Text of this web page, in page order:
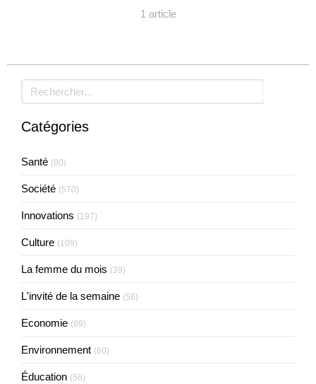
1 article
Rechercher
Catégories
Santé (80)
Société (570)
Innovations (197)
Culture (109)
La femme du mois (39)
L'invité de la semaine (56)
Economie (89)
Environnement (60)
Éducation (56)